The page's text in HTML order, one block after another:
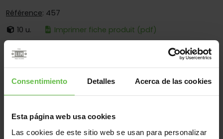
Consentimiento Detalles Acerca de las cookies
Esta página web usa cookies
Las cookies de este sitio web se usan para personalizar
Référence: 457
10 u.
Imprimer fiche produit (pdf)
C'est:
Bouts:Bouts Ronds Seulement
Fixation:À Visser Seulement